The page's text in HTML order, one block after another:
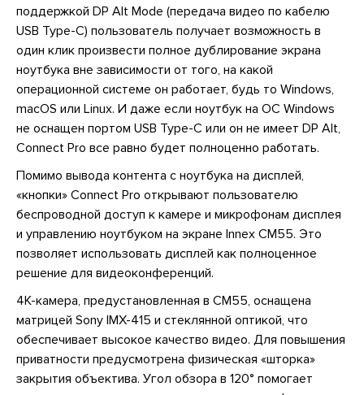
поддержкой DP Alt Mode (передача видео по кабелю
USB Type-C) пользователь получает возможность в
один клик произвести полное дублирование экрана
ноутбука вне зависимости от того, на какой
операционной системе он работает, будь то Windows,
macOS или Linux. И даже если ноутбук на ОС Windows
не оснащен портом USB Type-C или он не имеет DP Alt,
Connect Pro все равно будет полноценно работать.
Помимо вывода контента с ноутбука на дисплей,
«кнопки» Connect Pro открывают пользователю
беспроводной доступ к камере и микрофонам дисплея
и управлению ноутбуком на экране Innex CM55. Это
позволяет использовать дисплей как полноценное
решение для видеоконференций.
4K-камера, предустановленная в CM55, оснащена
матрицей Sony IMX-415 и стеклянной оптикой, что
обеспечивает высокое качество видео. Для повышения
приватности предусмотрена физическая «шторка»
закрытия объектива. Угол обзора в 120° помогает